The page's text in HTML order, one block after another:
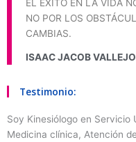
EL ÉXITO EN LA VIDA
NO POR LOS
CAMBIAS.
ISAAC JACOB
Testimonio:
Soy Kinesiólogo en Servicio
Medicina clínica, Atención